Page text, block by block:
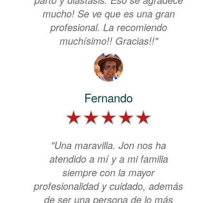
mucho! Se ve que es una gran
profesional. La recomiendo
muchísimo!! Gracias!!"
Fernando
"Una maravilla. Jon nos ha
atendido a mí y a mi familia
siempre con la mayor
profesionalidad y cuidado, además
de ser una persona de lo más